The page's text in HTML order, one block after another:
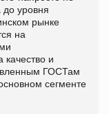
до уровня
рынке
на
качество и
ГОСТам
сегменте